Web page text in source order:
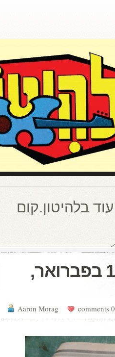
עוד בלהיטון.קום
כותרות האתמול: 13 בפברואר,
Aaron Morag 0 comments